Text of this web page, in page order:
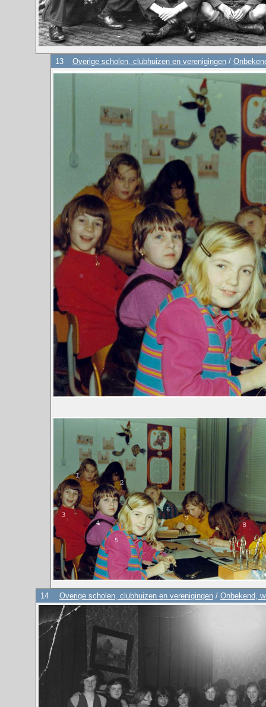
13 Overige scholen, clubhuizen en verenigingen /
14 Overige scholen, clubhuizen en verenigingen / Onbekend,